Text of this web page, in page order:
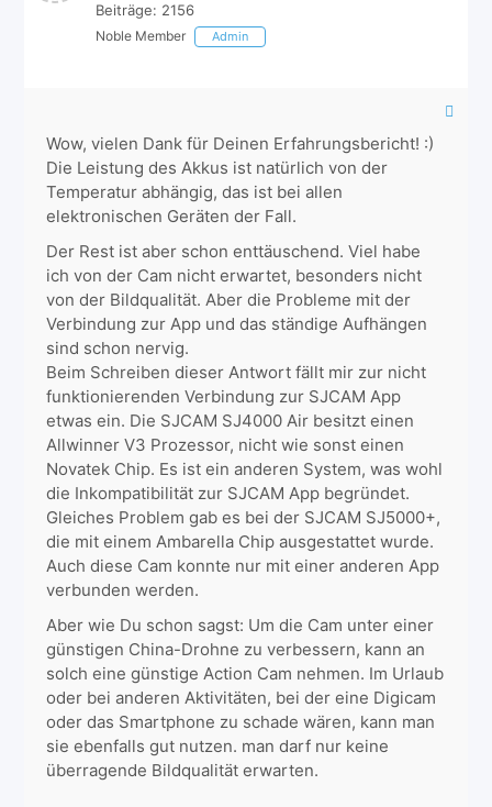
Beiträge: 2156
Noble Member Admin
Wow, vielen Dank für Deinen Erfahrungsbericht! :)
Die Leistung des Akkus ist natürlich von der
Temperatur abhängig, das ist bei allen
elektronischen Geräten der Fall.
Der Rest ist aber schon enttäuschend. Viel habe
ich von der Cam nicht erwartet, besonders nicht
von der Bildqualität. Aber die Probleme mit der
Verbindung zur App und das ständige Aufhängen
sind schon nervig.
Beim Schreiben dieser Antwort fällt mir zur nicht
funktionierenden Verbindung zur SJCAM App
etwas ein. Die SJCAM SJ4000 Air besitzt einen
Allwinner V3 Prozessor, nicht wie sonst einen
Novatek Chip. Es ist ein anderen System, was wohl
die Inkompatibilität zur SJCAM App begründet.
Gleiches Problem gab es bei der SJCAM SJ5000+,
die mit einem Ambarella Chip ausgestattet wurde.
Auch diese Cam konnte nur mit einer anderen App
verbunden werden.
Aber wie Du schon sagst: Um die Cam unter einer
günstigen China-Drohne zu verbessern, kann an
solch eine günstige Action Cam nehmen. Im Urlaub
oder bei anderen Aktivitäten, bei der eine Digicam
oder das Smartphone zu schade wären, kann man
sie ebenfalls gut nutzen. man darf nur keine
überragende Bildqualität erwarten.